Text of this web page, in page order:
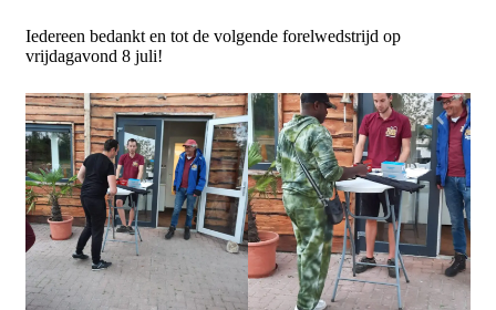
Iedereen bedankt en tot de volgende forelwedstrijd op
vrijdagavond 8 juli!